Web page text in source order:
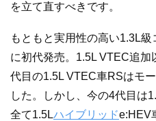
を立て直すべきです。
もともと実用性の高い1.3L
に初代発売。1.5L VTEC追
代目の1.5L VTEC車RSはモ
した。しかし、今の4代目は
全て1.5Lハイブリッドe:HEV